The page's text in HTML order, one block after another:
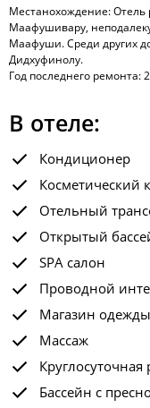
Местанохождение: Отель
Маафушивару,
Маафуши. Среди других
Дидхуфинолу.
Год последнего ремонта:
В отеле:
Кондиционер
Косметический
Отельный
Открытый
SPA салон
Проводной
Магазин
Массаж
Круглосуточная
Бассейн с